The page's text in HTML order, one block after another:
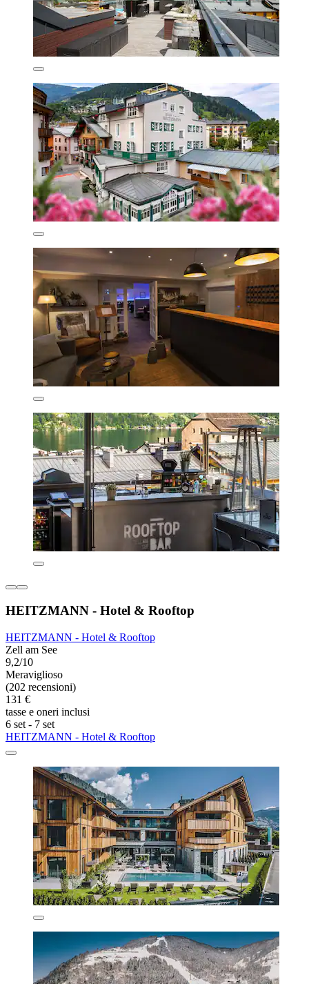
HEITZMANN - Hotel & Rooftop
HEITZMANN - Hotel & Rooftop
Zell am See
9,2/10
Meraviglioso
(202 recensioni)
131 €
tasse e oneri inclusi
6 set - 7 set
HEITZMANN - Hotel & Rooftop